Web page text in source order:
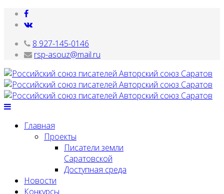
8 927-145-0146
rsp-asouz@mail.ru
Главная
Проекты
Писатели земли
Саратовской
Доступная среда
Новости
Конкурсы